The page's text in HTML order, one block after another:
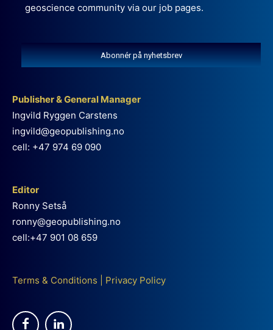
geoscience community via our job pages.
Abonnér på nyhetsbrev
Publisher & General Manager
Ingvild Ryggen Carstens
ingvild@geopublishing.no
cell: +47 974 69 090
Editor
Ronny Setså
ronny@geopublishing.no
cell:+47 901 08 659
Terms & Conditions Privacy Policy